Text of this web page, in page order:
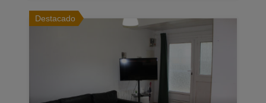
Destacado